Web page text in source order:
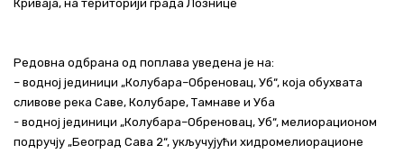
Криваја, на територији града Лознице
Редовна одбрана од поплава уведена је на:
– водној јединици „Колубара–Обреновац, Уб“, која обухвата
сливове река Саве, Колубаре, Тамнаве и Уба
- водној јединици „Колубара–Обреновац, Уб“, мелиорационом
подручју „Београд Сава 2“, укључујући хидромелиорационе